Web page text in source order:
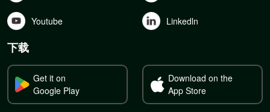
Youtube Linkedln
下载
Get it on
Google Play
Download on the
App Store